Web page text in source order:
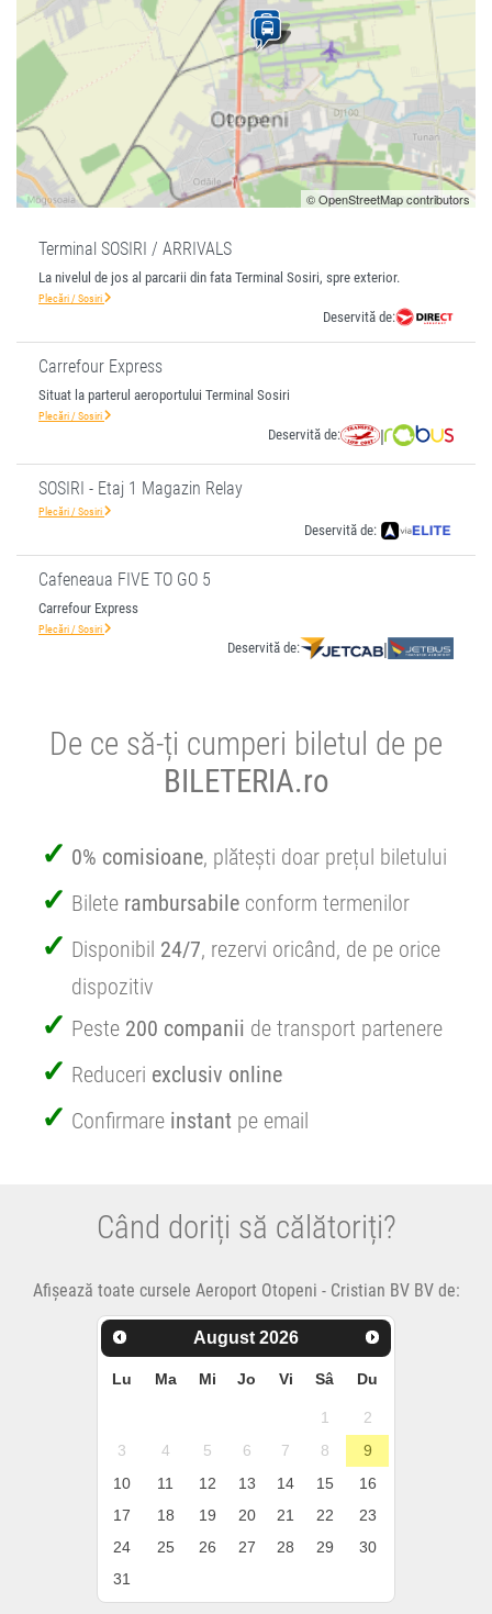
© OpenStreetMap contributors
Terminal SOSIRI / ARRIVALS
La nivelul de jos al parcarii din fata Terminal Sosiri, spre exterior.
Plecări / Sosiri
Deservită de:
Carrefour Express
Situat la parterul aeroportului Terminal Sosiri
Plecări / Sosiri
Deservită de: |
SOSIRI - Etaj 1 Magazin Relay
Plecări / Sosiri
Deservită de:
Cafeneaua FIVE TO GO 5
Carrefour Express
Plecări / Sosiri
Deservită de: |
De ce să-ți cumperi biletul de pe
BILETERIA.ro
0% comisioane, plătești doar prețul biletului
Bilete rambursabile conform termenilor
Disponibil 24/7, rezervi oricând, de pe orice
dispozitiv
Peste 200 companii de transport partenere
Reduceri exclusiv online
Confirmare instant pe email
Când doriți să călătoriți?
Afișează toate cursele Aeroport Otopeni - Cristian BV BV de:
August 2026
Lu Ma Mi Jo Vi Sâ Du
1
2
3
4 5 6 7 8
9
10
11 12 13 14 15
16
17
18 19 20 21 22
23
24
25 26 27 28 29
30
31